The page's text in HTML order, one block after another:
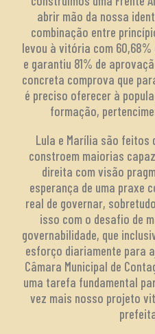
abrir mão da nossa
combinação entre
levou à vitória com
e garantiu 81% de
concreta comprova que
é preciso oferecer à
formação,
Lula e Marília são feitos
constroem maiorias
direita com visão
esperança de uma praxe
real de governar,
isso com o desafio de
governabilidade, que
esforço diariamente para
Câmara Municipal de
uma tarefa fundamental
vez mais nosso projeto